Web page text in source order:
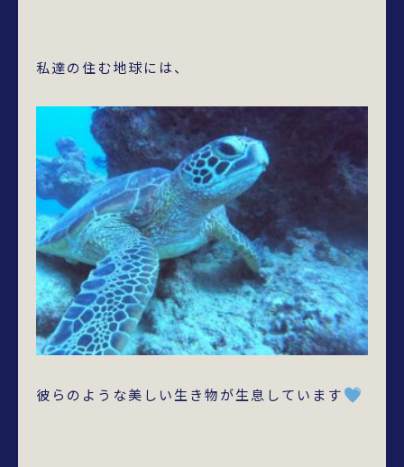
私達の住む地球には、
彼らのような美しい生き物が生息しています